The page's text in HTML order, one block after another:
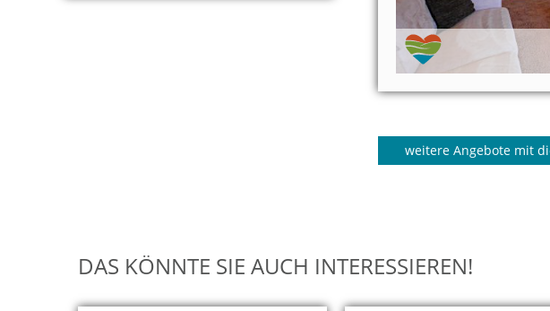
weitere Angebote mit
DAS KÖNNTE SIE AUCH INTERESSIEREN!